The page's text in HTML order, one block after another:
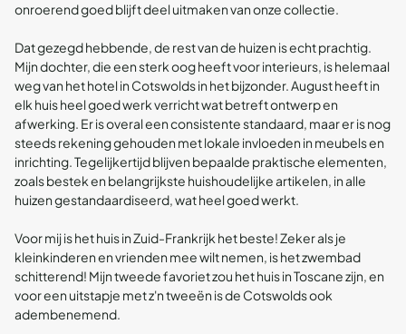
onroerend goed blijft deel uitmaken van onze collectie.
Dat gezegd hebbende, de rest van de huizen is echt prachtig.
Mijn dochter, die een sterk oog heeft voor interieurs, is helemaal
weg van het hotel in Cotswolds in het bijzonder. August heeft in
elk huis heel goed werk verricht wat betreft ontwerp en
afwerking. Er is overal een consistente standaard, maar er is nog
steeds rekening gehouden met lokale invloeden in meubels en
inrichting. Tegelijkertijd blijven bepaalde praktische elementen,
zoals bestek en belangrijkste huishoudelijke artikelen, in alle
huizen gestandaardiseerd, wat heel goed werkt.
Voor mij is het huis in Zuid-Frankrijk het beste! Zeker als je
kleinkinderen en vrienden mee wilt nemen, is het zwembad
schitterend! Mijn tweede favoriet zou het huis in Toscane zijn, en
voor een uitstapje met z'n tweeën is de Cotswolds ook
adembenemend.